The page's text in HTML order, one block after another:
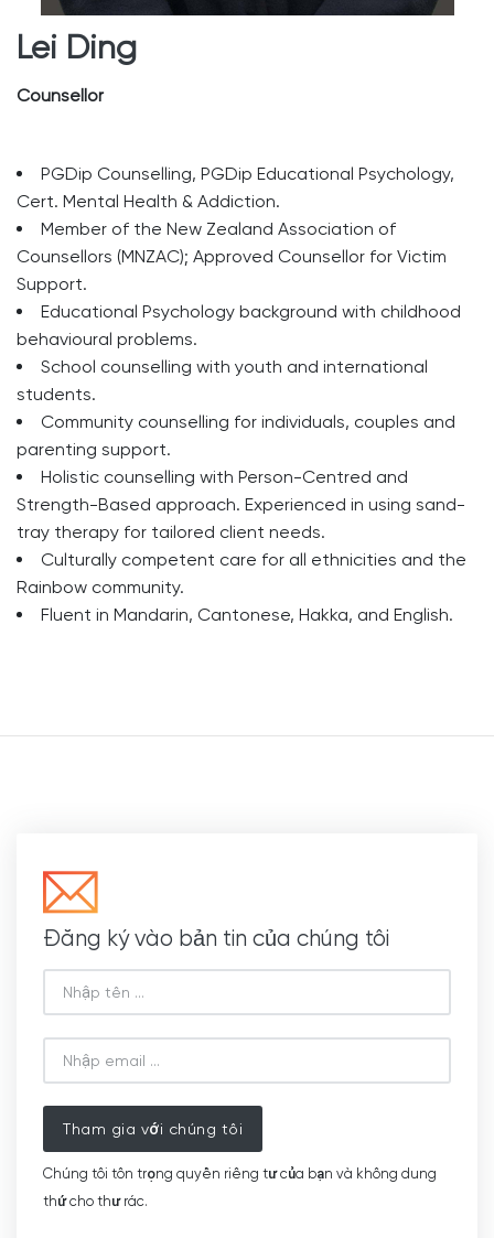
Lei Ding
Counsellor
PGDip Counselling, PGDip Educational Psychology,
Cert. Mental Health & Addiction.
Member of the New Zealand Association of
Counsellors (MNZAC); Approved Counsellor for Victim
Support.
Educational Psychology background with childhood
behavioural problems.
School counselling with youth and international
students.
Community counselling for individuals, couples and
parenting support.
Holistic counselling with Person-Centred and
Strength-Based approach. Experienced in using sand-
tray therapy for tailored client needs.
Culturally competent care for all ethnicities and the
Rainbow community.
Fluent in Mandarin, Cantonese, Hakka, and English.
Đăng ký vào bản tin của chúng tôi
Tham gia với chúng tôi
Chúng tôi tôn trọng quyền riêng tư của bạn và không dung
thứ cho thư rác.